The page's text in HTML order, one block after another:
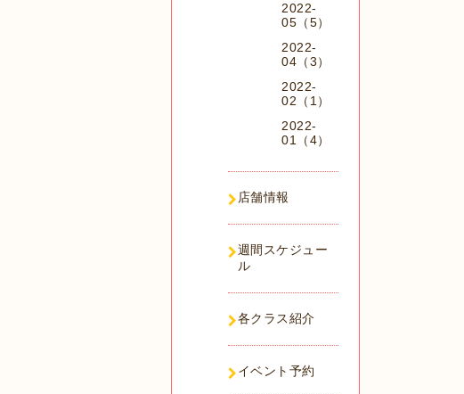
2022-
05（5）
2022-
04（3）
2022-
02（1）
2022-
01（4）
店舗情報
週間スケジュー
ル
各クラス紹介
イベント予約